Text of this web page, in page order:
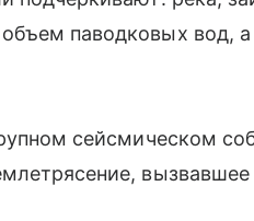
паводковых вод, а
сейсмическом